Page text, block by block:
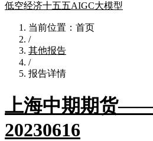
低空经济十五五AIGC大模型
当前位置：首页
/
其他报告
/
报告详情
上海中期期货
20230616